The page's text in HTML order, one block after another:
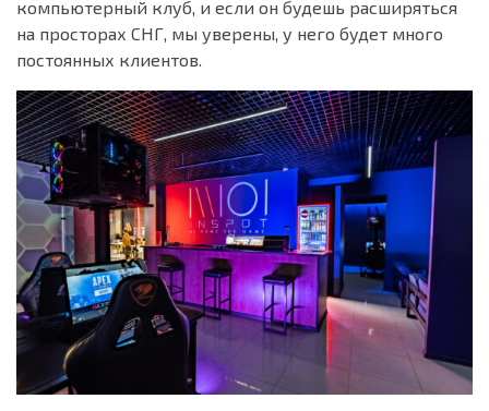
компьютерный клуб, и если он будешь расширяться
на просторах СНГ, мы уверены, у него будет много
постоянных клиентов.